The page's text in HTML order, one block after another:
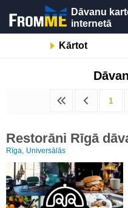
Dāvanu
internetā
Kārtot
1
Restorāni Rīgā
Rīga, Universālās